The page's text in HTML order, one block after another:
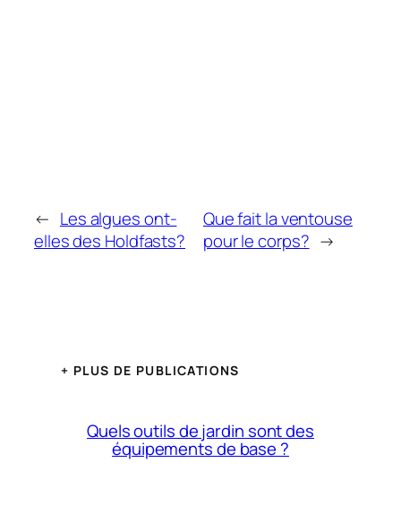
← Les algues ont-
elles des Holdfasts?
Que fait la ventouse
pour le corps? →
+ PLUS DE PUBLICATIONS
Quels outils de jardin sont des
équipements de base ?